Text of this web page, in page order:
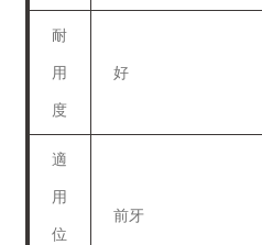
耐
用
度
好
適
用
位
前牙